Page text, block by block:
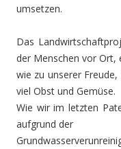
umsetzen.
Das
der Menschen vor Ort,
wie zu unserer
viel Obst und Gemüse.
Wie wir im letzten
aufgrund der